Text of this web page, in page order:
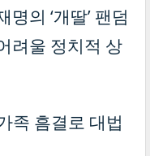
의 ‘개딸’ 팬덤
려울 정치적 상
족 흠결로 대법